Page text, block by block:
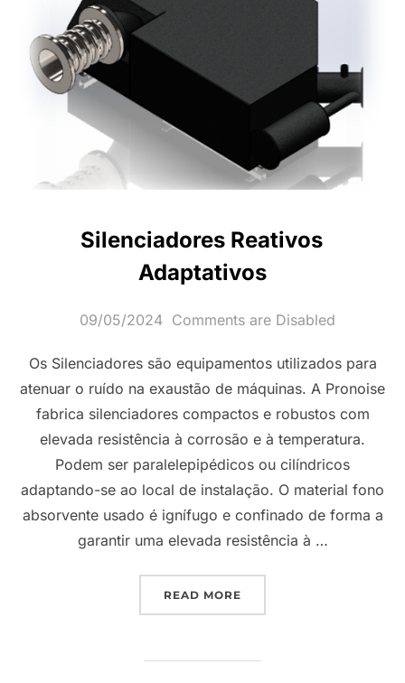
Silenciadores Reativos
Adaptativos
Posted
09/05/2024 Comments are Disabled
Os Silenciadores são equipamentos utilizados para
atenuar o ruído na exaustão de máquinas. A Pronoise
fabrica silenciadores compactos e robustos com
elevada resistência à corrosão e à temperatura.
Podem ser paralelepipédicos ou cilíndricos
adaptando-se ao local de instalação. O material fono
absorvente usado é ignífugo e confinado de forma a
garantir uma elevada resistência à …
READ MORE